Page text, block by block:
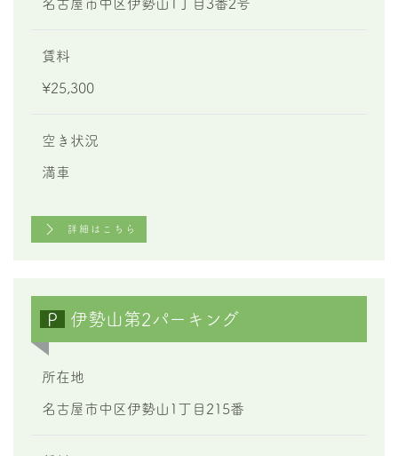
名古屋市中区伊勢山1丁目3番2号
賃料
¥25,300
空き状況
満車
詳細はこちら
P 伊勢山第2パーキング
所在地
名古屋市中区伊勢山1丁目215番